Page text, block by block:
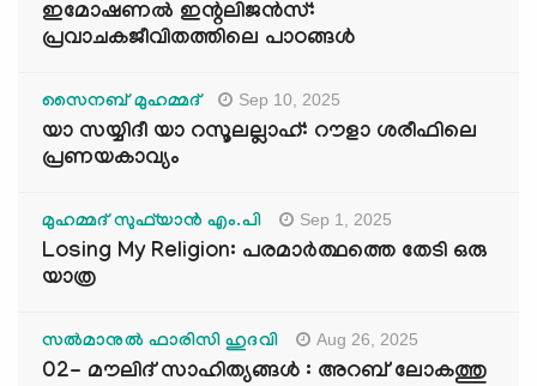
ഇമോഷണൽ ഇന്റലിജൻസ്:
പ്രവാചകജീവിതത്തിലെ പാഠങ്ങൾ
സൈനബ് മുഹമ്മദ് Sep 10, 2025
യാ സയ്യിദീ യാ റസൂലല്ലാഹ്: റൗളാ ശരീഫിലെ
പ്രണയകാവ്യം
മുഹമ്മദ് സുഫ്‌യാൻ എം.പി Sep 1, 2025
Losing My Religion: പരമാർത്ഥത്തെ തേടി ഒരു
യാത്ര
സൽമാനുൽ ഫാരിസി ഹുദവി Aug 26, 2025
02- മൗലിദ് സാഹിത്യങ്ങൾ : അറബ് ലോകത്തു